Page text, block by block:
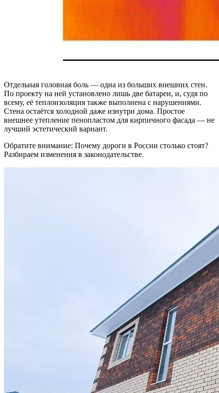
Отдельная головная боль — одна из больших внешних стен.
По проекту на ней установлено лишь две батареи, и, судя по
всему, её теплоизоляция также выполнена с нарушениями.
Стена остаётся холодной даже изнутри дома. Простое
внешнее утепление пенопластом для кирпичного фасада — не
лучший эстетический вариант.
Обратите внимание: Почему дороги в России столько стоят?
Разбираем изменения в законодательстве.